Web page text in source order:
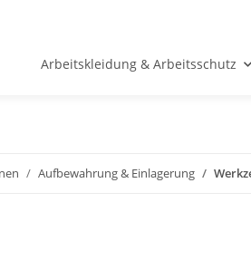
Arbeitskleidung & Arbeitsschutz
Aufbewahrung & Einlagerung